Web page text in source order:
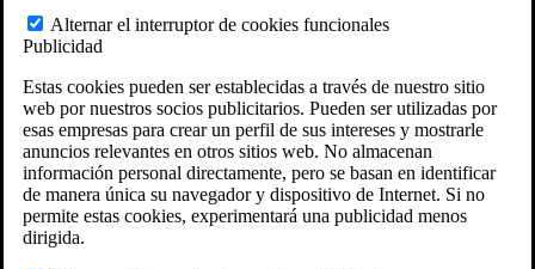
Alternar el interruptor de cookies funcionales
Publicidad
Estas cookies pueden ser establecidas a través de nuestro sitio
web por nuestros socios publicitarios. Pueden ser utilizadas por
esas empresas para crear un perfil de sus intereses y mostrarle
anuncios relevantes en otros sitios web. No almacenan
información personal directamente, pero se basan en identificar
de manera única su navegador y dispositivo de Internet. Si no
permite estas cookies, experimentará una publicidad menos
dirigida.
En 50 estados de todo el país